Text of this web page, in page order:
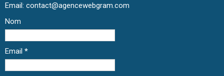
Email: contact@agencewebgram.com
Nom
Email *